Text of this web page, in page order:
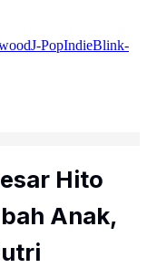
J-PopIndieBlink-
Hito
Anak,